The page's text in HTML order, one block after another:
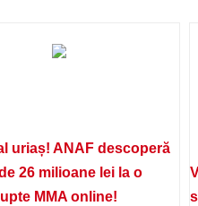
uriaș! ANAF descoperă
26 milioane lei la o
MMA online!